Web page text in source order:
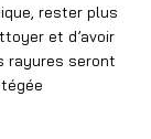
rester plus
et d’avoir
rayures seront